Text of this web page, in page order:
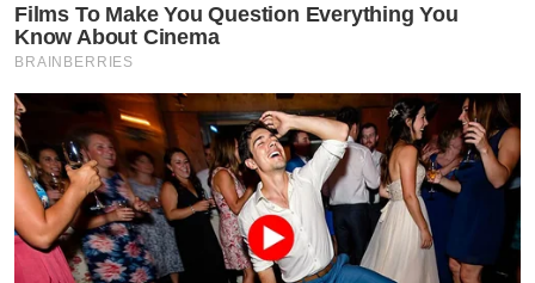
Films To Make You Question Everything You
Know About Cinema
BRAINBERRIES